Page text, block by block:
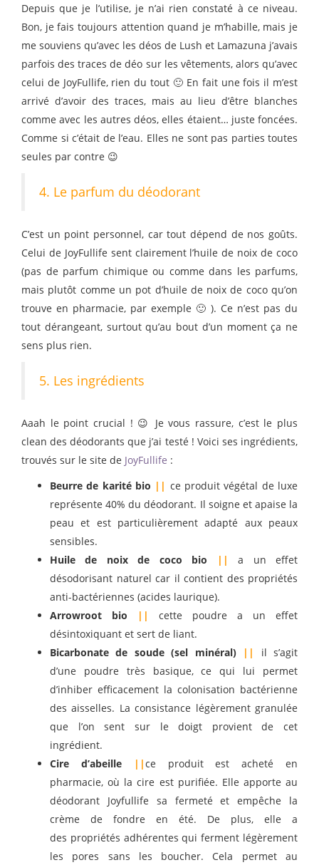
Depuis que je l’utilise, je n’ai rien constaté à ce niveau.
Bon, je fais toujours attention quand je m’habille, mais je
me souviens qu’avec les déos de Lush et Lamazuna j’avais
parfois des traces de déo sur les vêtements, alors qu’avec
celui de JoyFullife, rien du tout 🙂 En fait une fois il m’est
arrivé d’avoir des traces, mais au lieu d’être blanches
comme avec les autres déos, elles étaient… juste foncées.
Comme si c’était de l’eau. Elles ne sont pas parties toutes
seules par contre 😉
4. Le parfum du déodorant
C’est un point personnel, car tout dépend de nos goûts.
Celui de JoyFullife sent clairement l’huile de noix de coco
(pas de parfum chimique ou comme dans les parfums,
mais plutôt comme un pot d’huile de noix de coco qu’on
trouve en pharmacie, par exemple 🙂 ). Ce n’est pas du
tout dérangeant, surtout qu’au bout d’un moment ça ne
sens plus rien.
5. Les ingrédients
Aaah le point crucial ! 😉 Je vous rassure, c’est le plus
clean des déodorants que j’ai testé ! Voici ses ingrédients,
trouvés sur le site de JoyFullife :
Beurre de karité bio || ce produit végétal de luxe
représente 40% du déodorant. Il soigne et apaise la
peau et est particulièrement adapté aux peaux
sensibles.
Huile de noix de coco bio
||a un effet
désodorisant naturel car il contient des propriétés
anti-bactériennes (acides laurique).
Arrowroot bio
|| cette poudre a un effet
désintoxiquant et sert de liant.
Bicarbonate de soude (sel minéral)
|| il s’agit
d’une poudre très basique, ce qui lui permet
d’inhiber efficacement la colonisation bactérienne
des aisselles. La consistance légèrement granulée
que l’on sent sur le doigt provient de cet
ingrédient.
Cire d’abeille
||ce produit est acheté en
pharmacie, où la cire est purifiée. Elle apporte au
déodorant Joyfullife sa fermeté et empêche la
crème de fondre en été. De plus, elle a
des propriétés adhérentes qui ferment légèrement
les pores sans les boucher. Cela permet au